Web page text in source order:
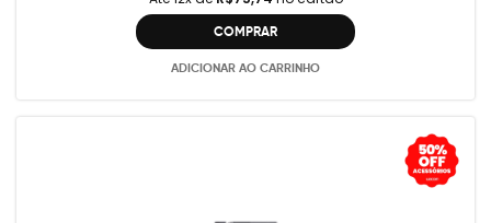
COMPRAR
ADICIONAR AO CARRINHO